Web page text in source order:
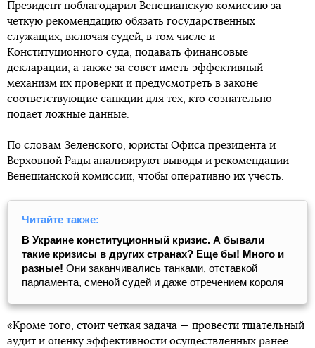
Президент поблагодарил Венецианскую комиссию за
четкую рекомендацию обязать государственных
служащих, включая судей, в том числе и
Конституционного суда, подавать финансовые
декларации, а также за совет иметь эффективный
механизм их проверки и предусмотреть в законе
соответствующие санкции для тех, кто сознательно
подает ложные данные.
По словам Зеленского, юристы Офиса президента и
Верховной Рады анализируют выводы и рекомендации
Венецианской комиссии, чтобы оперативно их учесть.
Читайте также:
В Украине конституционный кризис. А бывали
такие кризисы в других странах? Еще бы! Много и
разные! Они заканчивались танками, отставкой
парламента, сменой судей и даже отречением короля
«Кроме того, стоит четкая задача — провести тщательный
аудит и оценку эффективности осуществленных ранее